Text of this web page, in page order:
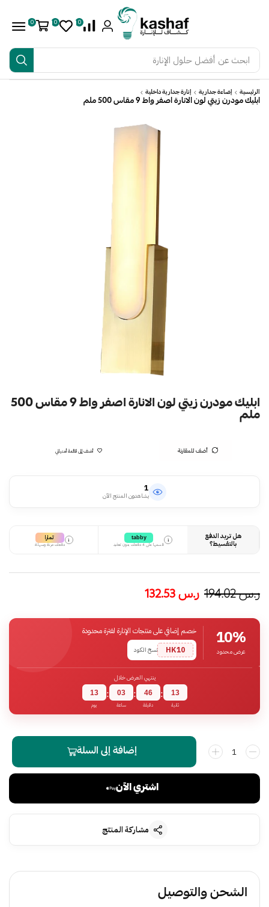
ابحث عن أفضل حلول الإنارة
0
0
0
الرئيسية إضاءة جدارية إنارة جدارية داخلية
ابليك مودرن زيتي لون الانارة اصفر واط 9 مقاس 500 ملم
ابليك مودرن زيتي لون الانارة اصفر واط 9 مقاس 500
ملم
أضف للمقارنة أضف إلى قائمة أمنياتي
1
يشاهدون المنتج الآن
هل تريد الدفع
بالتقسيط؟
i
tabby
قسمها على 4 دفعات بدون تعقيد
i تمارا
دفعات مرنة وسهلة
ر.س194.02 ر.س
10%
عرض محدود
خصم إضافي على منتجات الإنارة لفترة محدودة
HK10
نسخ الكود
ينتهي العرض خلال
13
يوم
: 03
ساعة
: 46
دقيقة
: 12
ثانية
إضافة إلى السلة
اشتري الآن
مشاركة المنتج
الشحن والتوصيل